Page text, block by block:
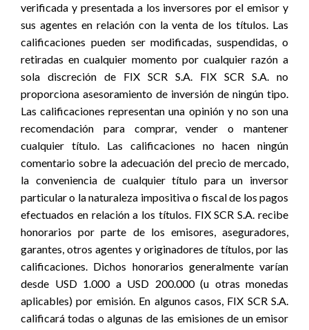
verificada y presentada a los inversores por el emisor y
sus agentes en relación con la venta de los títulos. Las
calificaciones pueden ser modificadas, suspendidas, o
retiradas en cualquier momento por cualquier razón a
sola discreción de FIX SCR S.A. FIX SCR S.A. no
proporciona asesoramiento de inversión de ningún tipo.
Las calificaciones representan una opinión y no son una
recomendación para comprar, vender o mantener
cualquier título. Las calificaciones no hacen ningún
comentario sobre la adecuación del precio de mercado,
la conveniencia de cualquier título para un inversor
particular o la naturaleza impositiva o fiscal de los pagos
efectuados en relación a los títulos. FIX SCR S.A. recibe
honorarios por parte de los emisores, aseguradores,
garantes, otros agentes y originadores de títulos, por las
calificaciones. Dichos honorarios generalmente varían
desde USD 1.000 a USD 200.000 (u otras monedas
aplicables) por emisión. En algunos casos, FIX SCR S.A.
calificará todas o algunas de las emisiones de un emisor